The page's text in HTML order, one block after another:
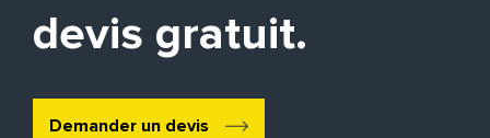
devis gratuit.
Demander un devis